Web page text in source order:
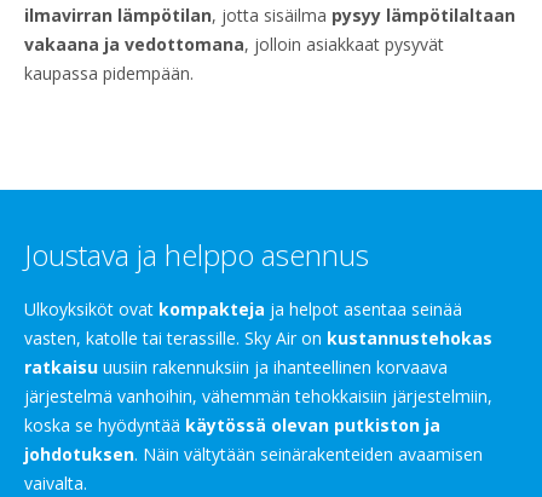
ilmavirran lämpötilan, jotta sisäilma pysyy lämpötilaltaan
vakaana ja vedottomana, jolloin asiakkaat pysyvät
kaupassa pidempään.
Joustava ja helppo asennus
Ulkoyksiköt ovat kompakteja ja helpot asentaa seinää
vasten, katolle tai terassille. Sky Air on kustannustehokas
ratkaisu uusiin rakennuksiin ja ihanteellinen korvaava
järjestelmä vanhoihin, vähemmän tehokkaisiin järjestelmiin,
koska se hyödyntää käytössä olevan putkiston ja
johdotuksen. Näin vältytään seinärakenteiden avaamisen
vaivalta.